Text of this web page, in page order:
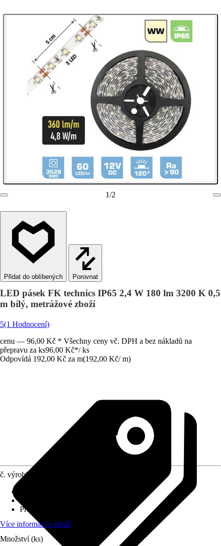
1/2
Porovnat
LED pásek FK technics IP65 2,4 W 180 lm 3200 K 0,5
m bílý, metrážové zboží
5(1 Hodnocení)
cenu — 96,00 Kč * Všechny ceny vč. DPH a bez nákladů na
přepravu za ks96,00 Kč*/ ks
Odpovídá 192,00 Kč za m(192,00 Kč/ m)
č. výrobku
Provozní napětí
Více informací o zboží
Množství (ks)